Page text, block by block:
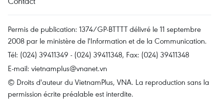
Permis de publication: 1374/GP-BTTTT délivré le 11 septembre
2008 par le ministère de l'Information et de la Communication.
Tél: (024) 39411349 - (024) 39411348, Fax: (024) 39411348
E-mail: vietnamplus@vnanet.vn
© Droits d'auteur du VietnamPlus, VNA. La reproduction sans la
permission écrite préalable est interdite.